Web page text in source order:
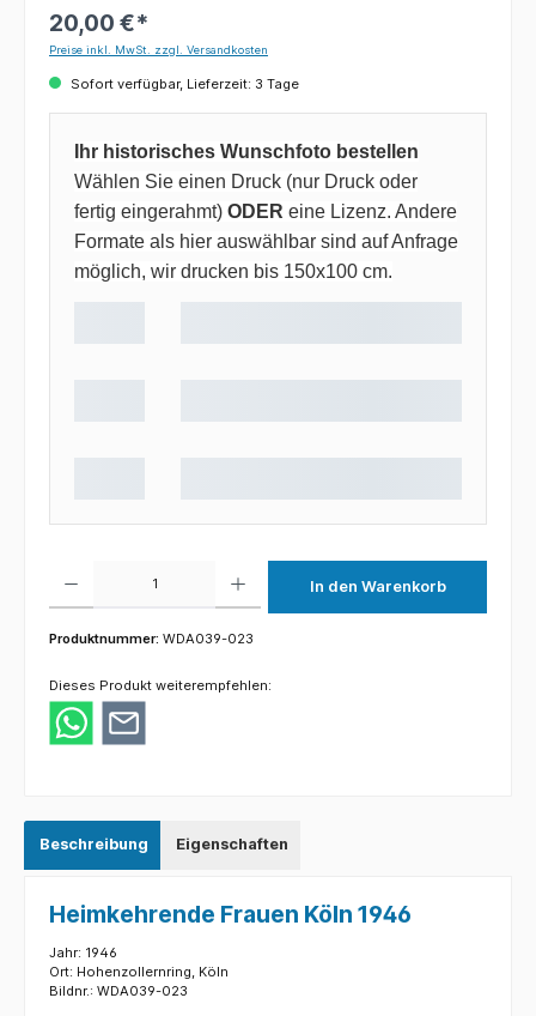
20,00 €*
Preise inkl. MwSt. zzgl. Versandkosten
Sofort verfügbar, Lieferzeit: 3 Tage
Ihr historisches Wunschfoto bestellen
Wählen Sie einen Druck (nur Druck oder
fertig eingerahmt) ODER eine Lizenz. Andere
Formate als hier auswählbar sind auf Anfrage
möglich, wir drucken bis 150x100 cm.
In den Warenkorb
Produktnummer: WDA039-023
Dieses Produkt weiterempfehlen:
Beschreibung Eigenschaften
Heimkehrende Frauen Köln 1946
Jahr: 1946
Ort: Hohenzollernring, Köln
Bildnr.: WDA039-023